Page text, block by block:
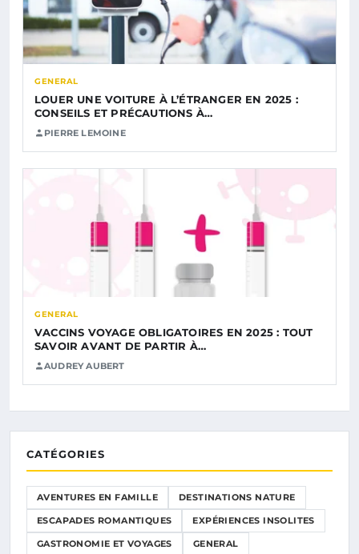
GENERAL
LOUER UNE VOITURE À L’ÉTRANGER EN 2025 :
CONSEILS ET PRÉCAUTIONS À…
PIERRE LEMOINE
GENERAL
VACCINS VOYAGE OBLIGATOIRES EN 2025 : TOUT
SAVOIR AVANT DE PARTIR À…
AUDREY AUBERT
CATÉGORIES
AVENTURES EN FAMILLE DESTINATIONS NATURE
ESCAPADES ROMANTIQUES EXPÉRIENCES INSOLITES
GASTRONOMIE ET VOYAGES GENERAL